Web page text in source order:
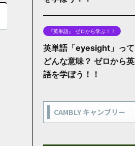
『英単語』 ゼロから学ぶ！！
英単語「eyesight」って
どんな意味？ ゼロから英
語を学ぼう！！
CAMBLY キャンブリー